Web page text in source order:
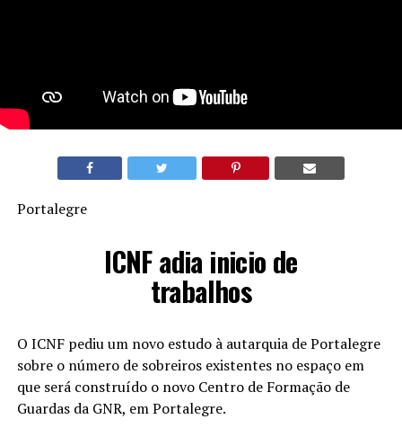
Portalegre
ICNF adia inicio de
trabalhos
O ICNF pediu um novo estudo à autarquia de Portalegre
sobre o número de sobreiros existentes no espaço em
que será construído o novo Centro de Formação de
Guardas da GNR, em Portalegre.